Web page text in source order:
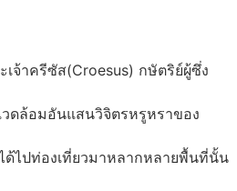
จ้าครีซัส(Croesus) กษัตริย์ผู้ซึ่ง
ดล้อมอันแสนวิจิตรหรูหราของ
ไปท่องเที่ยวมาหลากหลายพื้นที่นั้น